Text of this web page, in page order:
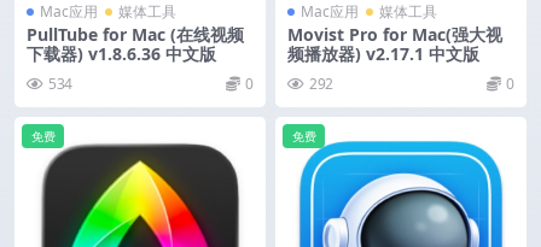
Mac应用 媒体工具
PullTube for Mac (在线视频
下载器) v1.8.6.36 中文版
534 0
Mac应用 媒体工具
Movist Pro for Mac(强大视
频播放器) v2.17.1 中文版
292 0
免费 免费